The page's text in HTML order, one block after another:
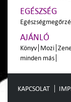
EGÉSZSÉG
AJÁNLÓ
Könyv Mozi
minden más
KAPCSOLAT